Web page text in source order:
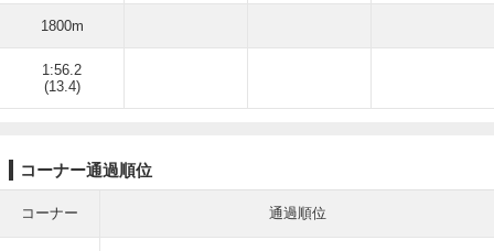
1800m
1:56.2
(13.4)
コーナー通過順位
コーナー 通過順位